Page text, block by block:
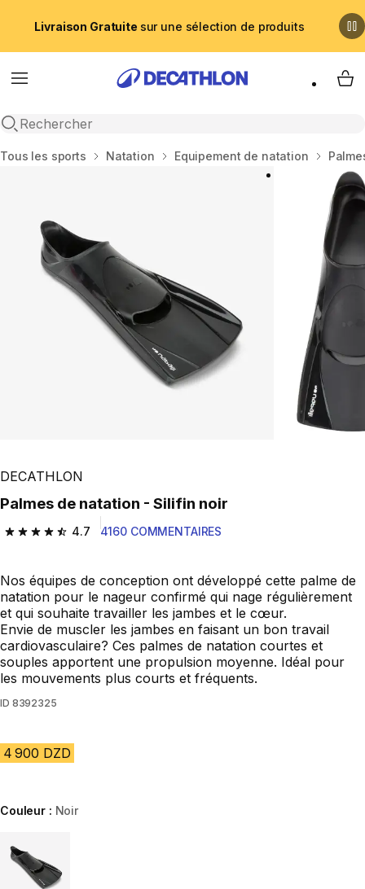
Livraison Gratuite sur une sélection de produits
Menu
Recherche ouverte
My
Accueil
Tous les sports Natation Equipement de natation
DECATHLON
Palmes de natation - Silifin noir
4.7
4.7 out of 5 stars from 4160 reviews
4160 COMMENTAIRES
Nos équipes de conception ont développé cette palme de
natation pour le nageur confirmé qui nage régulièrement
et qui souhaite travailler les jambes et le cœur.
Envie de muscler les jambes en faisant un bon travail
cardiovasculaire? Ces palmes de natation courtes et
souples apportent une propulsion moyenne. Idéal pour
les mouvements plus courts et fréquents.
ID 8392325
4 900 DZD
Couleur : Noir